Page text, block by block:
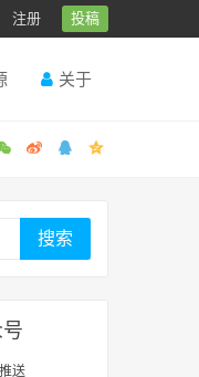
注册 投稿
关于
搜索
送